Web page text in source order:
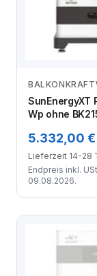
SunEnergyXT
Wp ohne
5.332,00 €
Lieferzeit 14-28
Endpreis inkl.
09.08.2026.